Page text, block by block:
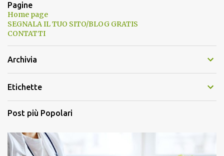
Pagine
Home page
SEGNALA IL TUO SITO/BLOG GRATIS
CONTATTI
Archivia
Etichette
Post più Popolari